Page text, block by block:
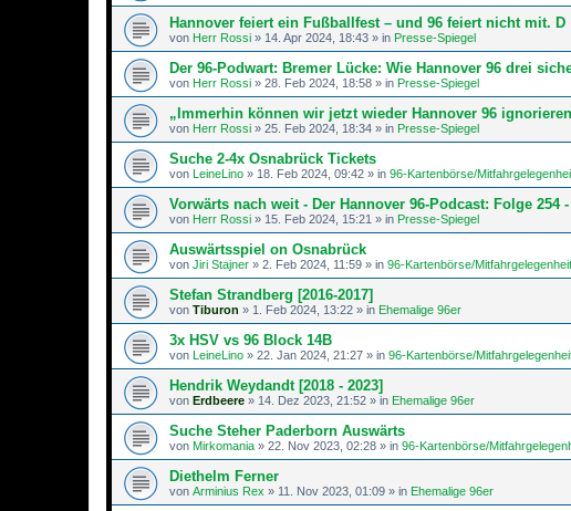
Hannover feiert ein Fußballfest – und 96 feiert nicht mit. D
von Herr Rossi » 14. Apr 2024, 18:43 » in Presse-Spiegel
Der 96-Podwart: Bremer Lücke: Wie Hannover 96 drei
von Herr Rossi » 28. Feb 2024, 18:58 » in Presse-Spiegel
„Immerhin können wir jetzt wieder Hannover 96
von Herr Rossi » 25. Feb 2024, 18:34 » in Presse-Spiegel
Suche 2-4x Osnabrück Tickets
von LeineLino » 18. Feb 2024, 09:42 » in 96-Kartenbörse/
Vorwärts nach weit - Der Hannover 96-Podcast: Folge 254 -
von Herr Rossi » 15. Feb 2024, 15:21 » in Presse-Spiegel
Auswärtsspiel on Osnabrück
von Jiri Stajner » 2. Feb 2024, 11:59 » in 96-Kartenbörse/
Stefan Strandberg [2016-2017]
von Tiburon » 1. Feb 2024, 13:22 » in Ehemalige 96er
3x HSV vs 96 Block 14B
von LeineLino » 22. Jan 2024, 21:27 » in 96-Kartenbörse/
Hendrik Weydandt [2018 - 2023]
von Erdbeere » 14. Dez 2023, 21:52 » in Ehemalige 96er
Suche Steher Paderborn Auswärts
von Mirkomania » 22. Nov 2023, 02:28 » in 96-Kartenbörse/
Diethelm Ferner
von Arminius Rex » 11. Nov 2023, 01:09 » in Ehemalige 96er